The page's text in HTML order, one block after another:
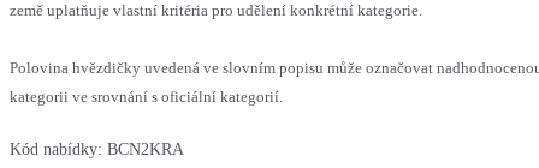
země uplatňuje vlastní kritéria pro udělení konkrétní kategorie.
Polovina hvězdičky uvedená ve slovním popisu může označovat
kategorii ve srovnání s oficiální kategorií.
Kód nabídky: BCN2KRA